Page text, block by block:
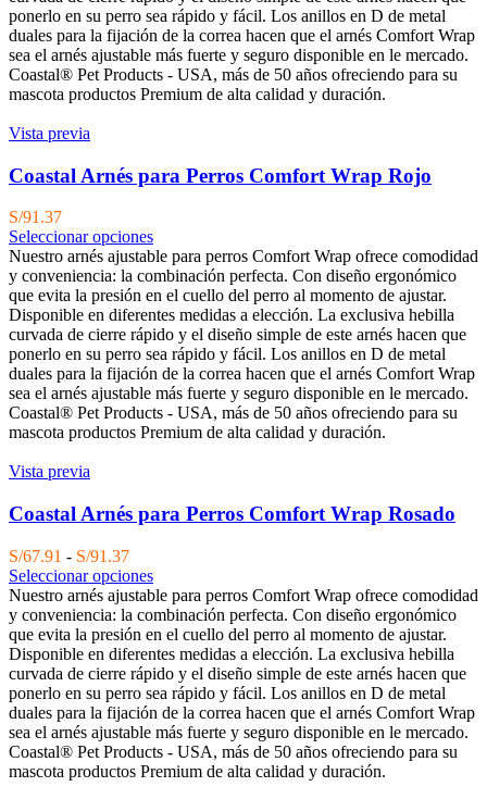
ponerlo en su perro sea rápido y fácil. Los anillos en D de metal
duales para la fijación de la correa hacen que el arnés Comfort Wrap
sea el arnés ajustable más fuerte y seguro disponible en le mercado.
Coastal® Pet Products - USA, más de 50 años ofreciendo para su
mascota productos Premium de alta calidad y duración.
Vista previa
Coastal Arnés para Perros Comfort Wrap Rojo
S/91.37
Seleccionar opciones
Nuestro arnés ajustable para perros Comfort Wrap ofrece comodidad
y conveniencia: la combinación perfecta. Con diseño ergonómico
que evita la presión en el cuello del perro al momento de ajustar.
Disponible en diferentes medidas a elección. La exclusiva hebilla
curvada de cierre rápido y el diseño simple de este arnés hacen que
ponerlo en su perro sea rápido y fácil. Los anillos en D de metal
duales para la fijación de la correa hacen que el arnés Comfort Wrap
sea el arnés ajustable más fuerte y seguro disponible en le mercado.
Coastal® Pet Products - USA, más de 50 años ofreciendo para su
mascota productos Premium de alta calidad y duración.
Vista previa
Coastal Arnés para Perros Comfort Wrap Rosado
S/67.91 - S/91.37Rango
de
precios:
desde
S/67.91
hasta
S/91.37
Seleccionar opciones
Nuestro arnés ajustable para perros Comfort Wrap ofrece comodidad
y conveniencia: la combinación perfecta. Con diseño ergonómico
que evita la presión en el cuello del perro al momento de ajustar.
Disponible en diferentes medidas a elección. La exclusiva hebilla
curvada de cierre rápido y el diseño simple de este arnés hacen que
ponerlo en su perro sea rápido y fácil. Los anillos en D de metal
duales para la fijación de la correa hacen que el arnés Comfort Wrap
sea el arnés ajustable más fuerte y seguro disponible en le mercado.
Coastal® Pet Products - USA, más de 50 años ofreciendo para su
mascota productos Premium de alta calidad y duración.